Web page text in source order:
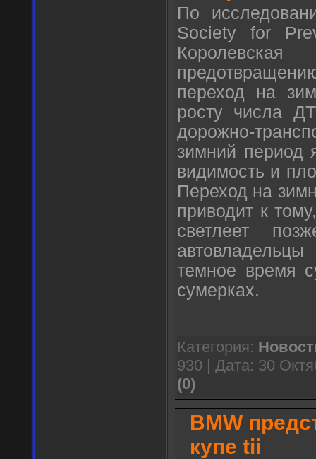
По
Society for
переход на
росту числа
дорожно-
зимний период
видимость и
Переход на
приводит к
светлеет
темное время
сумерках.
Категория:
930 | Дата: 30
(0)
BMW
купе tii